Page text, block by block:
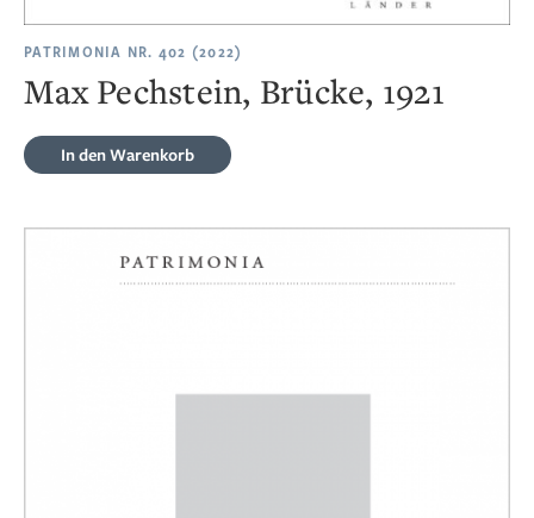
PATRIMONIA NR. 402 (2022)
Max Pechstein, Brücke, 1921
In den Warenkorb